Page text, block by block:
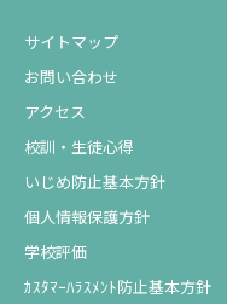
サイトマップ
お問い合わせ
アクセス
校訓・生徒心得
いじめ防止基本方針
個人情報保護方針
学校評価
ｶｽﾀﾏｰﾊﾗｽﾒﾝﾄ防止基本方針